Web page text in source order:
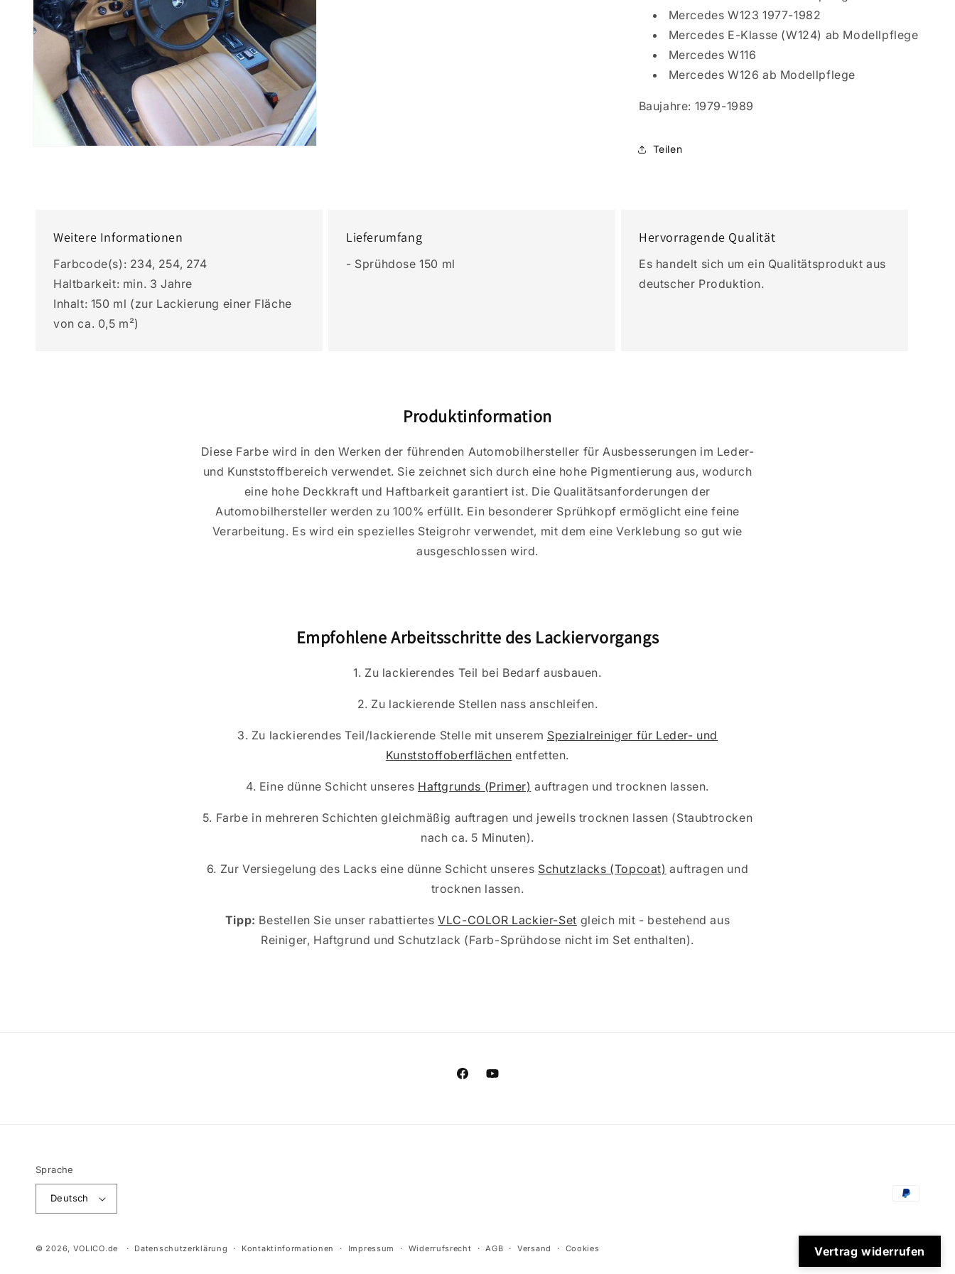
Mercedes W123 1977-1982
Mercedes E-Klasse (W124) ab Modellpflege
Mercedes W116
Mercedes W126 ab Modellpflege
Baujahre: 1979-1989
Teilen
Weitere Informationen
Farbcode(s): 234, 254, 274
Haltbarkeit: min. 3 Jahre
Inhalt: 150 ml (zur Lackierung einer Fläche
von ca. 0,5 m²)
Lieferumfang
- Sprühdose 150 ml
Hervorragende Qualität
Es handelt sich um ein Qualitätsprodukt aus
deutscher Produktion.
Produktinformation
Diese Farbe wird in den Werken der führenden Automobilhersteller für Ausbesserungen im Leder-
und Kunststoffbereich verwendet. Sie zeichnet sich durch eine hohe Pigmentierung aus, wodurch
eine hohe Deckkraft und Haftbarkeit garantiert ist. Die Qualitätsanforderungen der
Automobilhersteller werden zu 100% erfüllt. Ein besonderer Sprühkopf ermöglicht eine feine
Verarbeitung. Es wird ein spezielles Steigrohr verwendet, mit dem eine Verklebung so gut wie
ausgeschlossen wird.
Empfohlene Arbeitsschritte des Lackiervorgangs
1. Zu lackierendes Teil bei Bedarf ausbauen.
2. Zu lackierende Stellen nass anschleifen.
3. Zu lackierendes Teil/lackierende Stelle mit unserem Spezialreiniger für Leder- und
Kunststoffoberflächen entfetten.
4. Eine dünne Schicht unseres Haftgrunds (Primer) auftragen und trocknen lassen.
5. Farbe in mehreren Schichten gleichmäßig auftragen und jeweils trocknen lassen (Staubtrocken
nach ca. 5 Minuten).
6. Zur Versiegelung des Lacks eine dünne Schicht unseres Schutzlacks (Topcoat) auftragen und
trocknen lassen.
Tipp: Bestellen Sie unser rabattiertesVLC-COLOR Lackier-Set gleich mit - bestehend aus
Reiniger, Haftgrund und Schutzlack (Farb-Sprühdose nicht im Set enthalten).
FacebookYouTube
Sprache
Deutsch
© 2026, VOLICO.de Datenschutzerklärung Kontaktinformationen Impressum Widerrufsrecht AGB Versand Cookies Vertrag widerrufen